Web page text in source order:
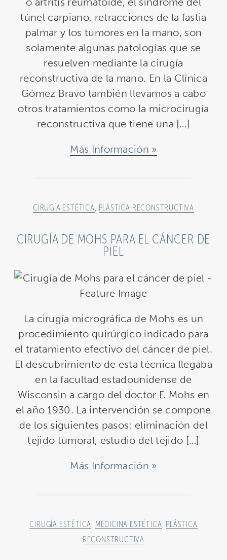
túnel carpiano, retracciones de la fastia
palmar y los tumores en la mano, son
solamente algunas patologías que se
resuelven mediante la cirugía
reconstructiva de la mano. En la Clínica
Gómez Bravo también llevamos a cabo
otros tratamientos como la microcirugía
reconstructiva que tiene una […]
Más Información
CIRUGÍA ESTÉTICA PLÁSTICA RECONSTRUCTIVA
CIRUGÍA DE MOHS PARA EL CÁNCER DE
PIEL
La cirugía micrográfica de Mohs es un
procedimiento quirúrgico indicado para
el tratamiento efectivo del cáncer de piel.
El descubrimiento de esta técnica llegaba
en la facultad estadounidense de
Wisconsin a cargo del doctor F. Mohs en
el año 1930. La intervención se compone
de los siguientes pasos: eliminación del
tejido tumoral, estudio del tejido […]
Más Información
CIRUGÍA ESTÉTICA MEDICINA ESTÉTICA
PLÁSTICA
RECONSTRUCTIVA